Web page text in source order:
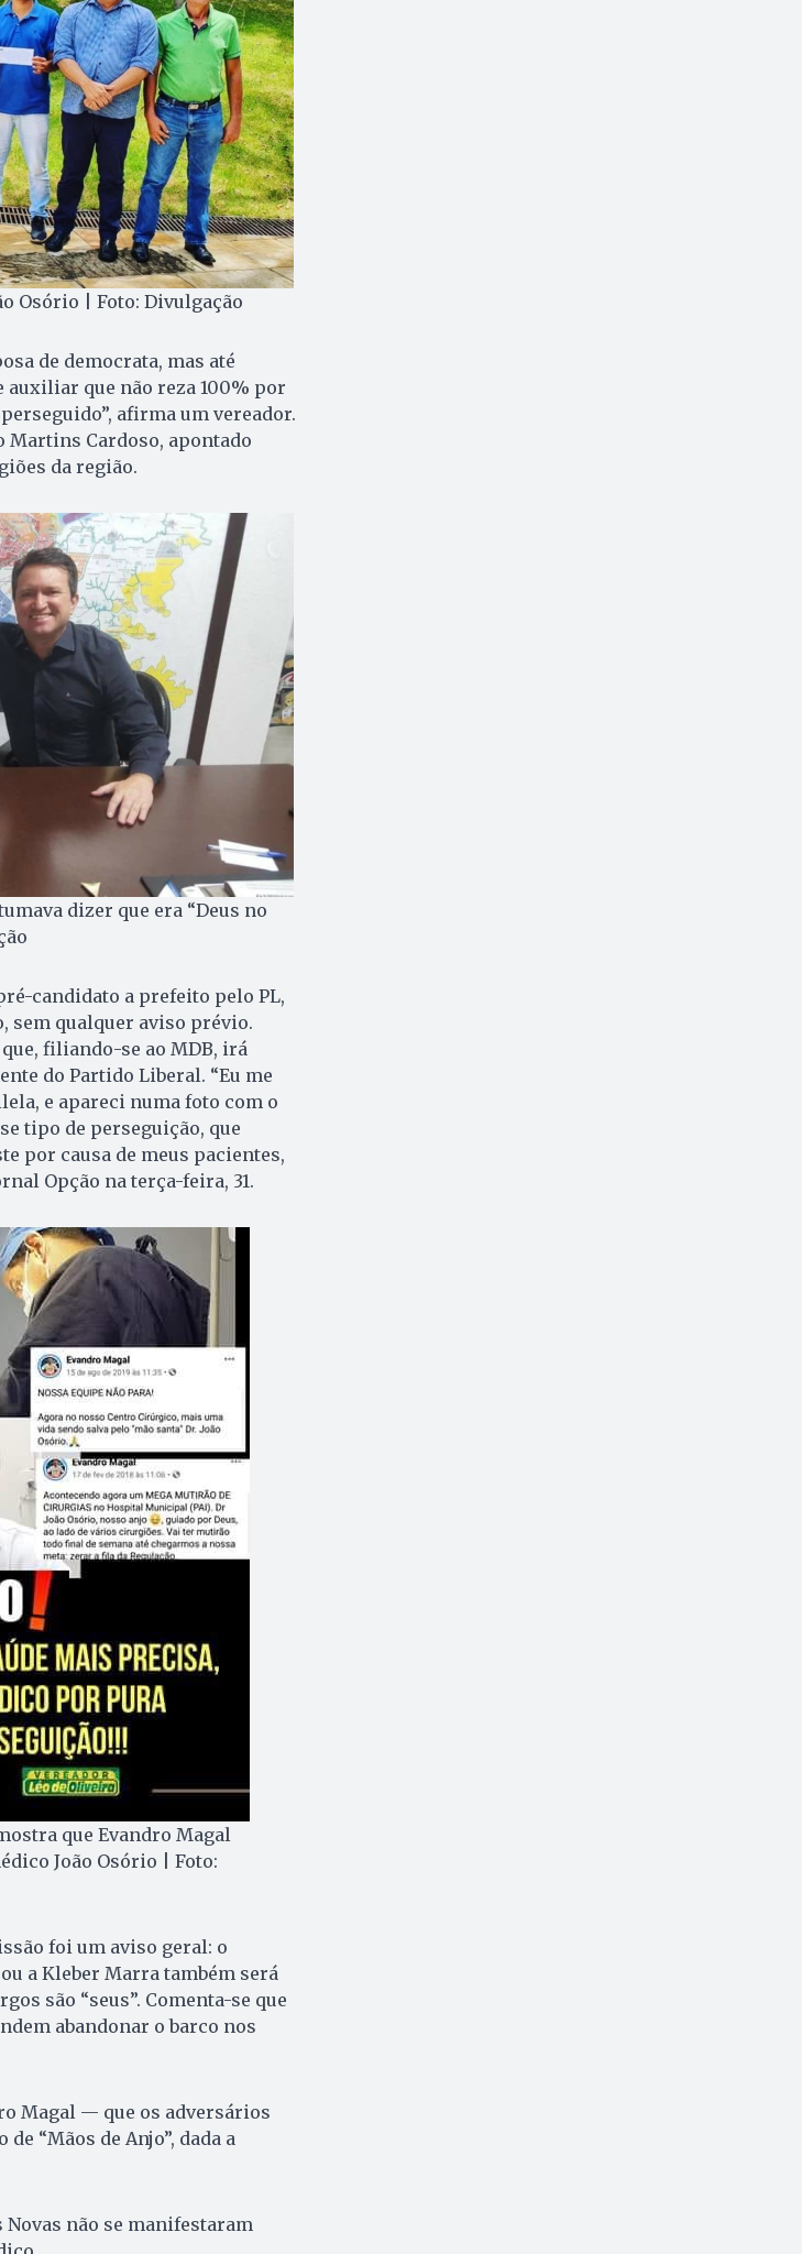
Osório | Foto: Divulgação
de democrata, mas até
auxiliar que não reza 100% por
afirma um vereador.
Martins Cardoso, apontado
da região.
dizer que era “Deus no
candidato a prefeito pelo PL,
sem qualquer aviso prévio.
filiando-se ao MDB, irá
do Partido Liberal. “Eu me
e apareci numa foto com o
tipo de perseguição, que
por causa de meus pacientes,
Opção na terça-feira, 31.
que Evandro Magal
João Osório | Foto:
foi um aviso geral: o
a Kleber Marra também será
são “seus”. Comenta-se que
abandonar o barco nos
Magal — que os adversários
“Mãos de Anjo”, dada a
Novas não se manifestaram